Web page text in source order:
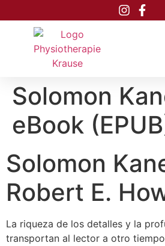
Solomon
eBook
Solomon
Robert E.
La riqueza de los detalles y la
transportan al lector a otro